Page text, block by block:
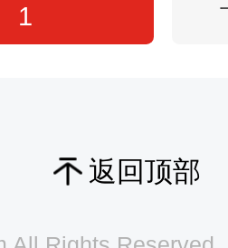
1
返回顶部